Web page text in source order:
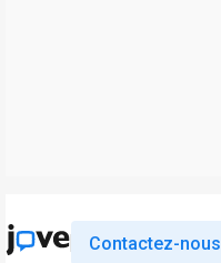
Contactez-nous